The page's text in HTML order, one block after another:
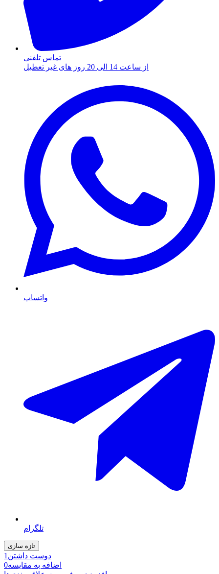
تماس تلفنی
از ساعت 14 الی 20 روز های غیر تعطیل
واتساپ
تلگرام
دوست داشتن 1
اضافه به مقایسه0